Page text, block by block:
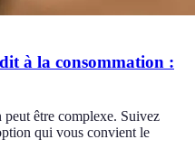
à la consommation :
être complexe. Suivez
qui vous convient le